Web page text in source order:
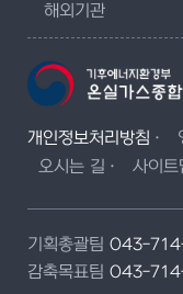
해외기관
개인정보처리방침
오시는 길
사이트
기획총괄팀 043-
감축목표팀 043-